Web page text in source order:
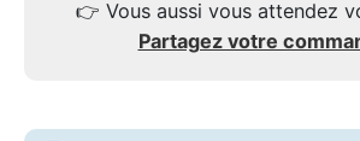
👉 Vous aussi vous attendez
Partagez votre